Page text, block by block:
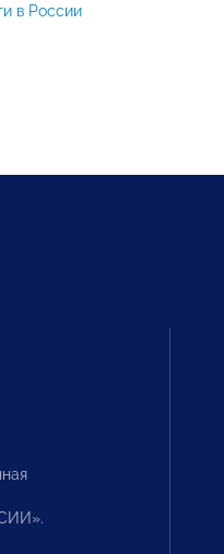
в России